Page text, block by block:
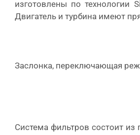
изготовлены по технологии
Двигатель и турбина имеют
Заслонка, переключающая
Система фильтров состоит из